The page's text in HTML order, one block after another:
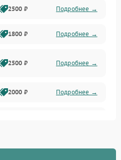
2500 ₽ Подробнее →
1800 ₽ Подробнее →
2500 ₽ Подробнее →
2000 ₽ Подробнее →